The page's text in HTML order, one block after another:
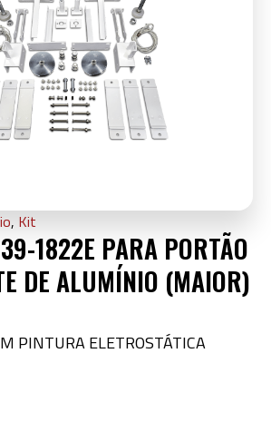
, Kit
1822E PARA PORTÃO
DE ALUMÍNIO (MAIOR)
PINTURA ELETROSTÁTICA